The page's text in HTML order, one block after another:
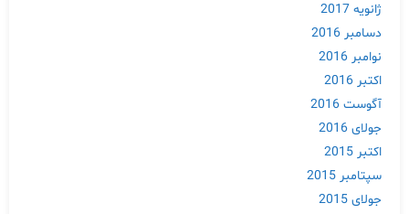
ژانویه 2017
دسامبر 2016
نوامبر 2016
اکتبر 2016
آگوست 2016
جولای 2016
اکتبر 2015
سپتامبر 2015
جولای 2015